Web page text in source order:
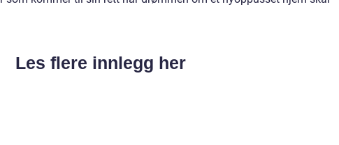
Les flere innlegg her